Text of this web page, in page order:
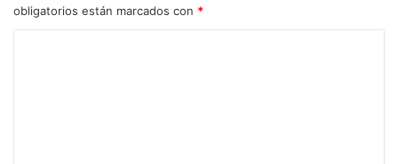
obligatorios están marcados con *